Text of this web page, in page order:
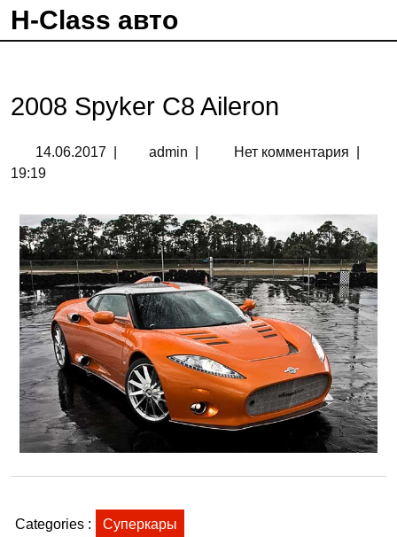
H-Class авто
2008 Spyker C8 Aileron
14.06.2017 admin Нет комментария
19:19
Categories : Суперкары